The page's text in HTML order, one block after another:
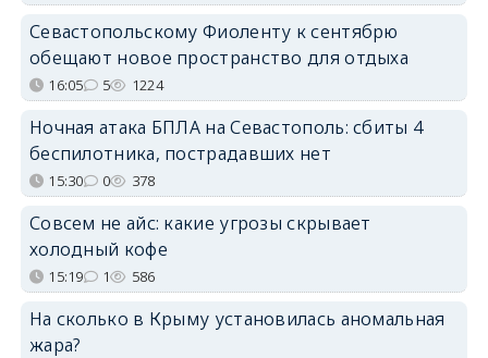
Севастопольскому Фиоленту к сентябрю
обещают новое пространство для отдыха
16:05 5 1224
Ночная атака БПЛА на Севастополь: сбиты 4
беспилотника, пострадавших нет
15:30 0 378
Совсем не айс: какие угрозы скрывает
холодный кофе
15:19 1 586
На сколько в Крыму установилась аномальная
жара?